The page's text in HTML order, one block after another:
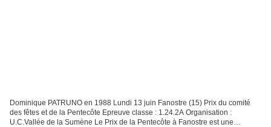
Dominique PATRUNO en 1988 Lundi 13 juin Fanostre (15) Prix du comité
des fêtes et de la Pentecôte Epreuve classe : 1.24.2A Organisation :
U.C.Vallée de la Sumène Le Prix de la Pentecôte à Fanostre est une